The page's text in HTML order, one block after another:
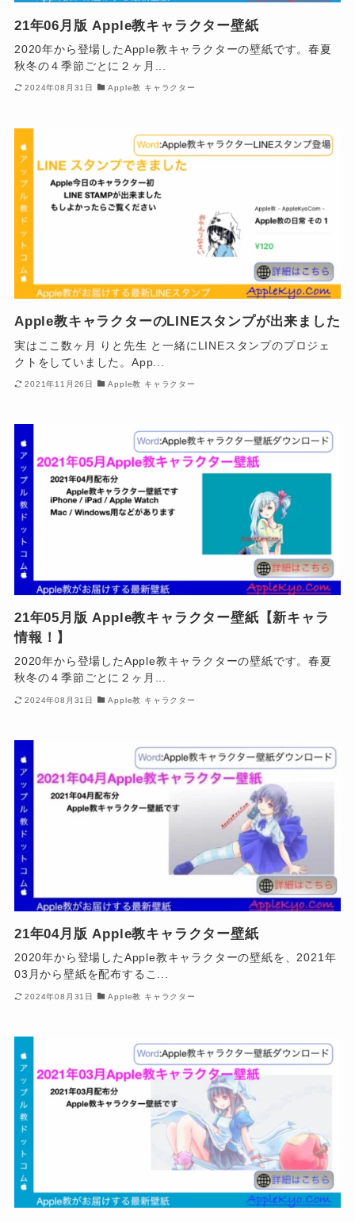
21年06月版 Apple教キャラクター壁紙
2020年から登場したApple教キャラクターの壁紙です。春夏
秋冬の４季節ごとに２ヶ月...
2024年08月31日 Apple教 キャラクター
Apple教キャラクターのLINEスタンプが出来ました
実はここ数ヶ月 りと先生 と一緒にLINEスタンプのプロジェ
クトをしていました。App...
2021年11月26日 Apple教 キャラクター
21年05月版 Apple教キャラクター壁紙【新キャラ
情報！】
2020年から登場したApple教キャラクターの壁紙です。春夏
秋冬の４季節ごとに２ヶ月...
2024年08月31日 Apple教 キャラクター
21年04月版 Apple教キャラクター壁紙
2020年から登場したApple教キャラクターの壁紙を、2021年
03月から壁紙を配布するこ...
2024年08月31日 Apple教 キャラクター